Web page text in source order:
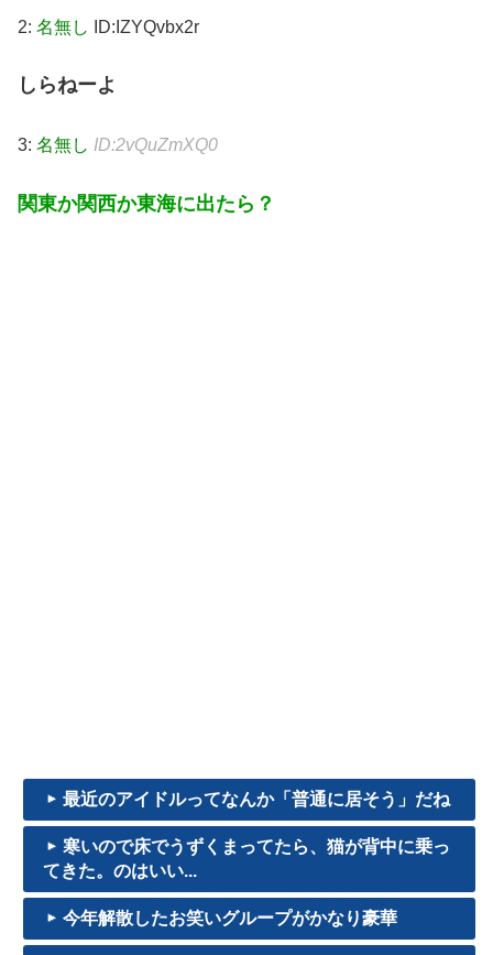
2: 名無し ID:IZYQvbx2r
しらねーよ
3: 名無し ID:2vQuZmXQ0
関東か関西か東海に出たら？
最近のアイドルってなんか「普通に居そう」だね
寒いので床でうずくまってたら、猫が背中に乗っ
てきた。のはいい...
今年解散したお笑いグループがかなり豪華